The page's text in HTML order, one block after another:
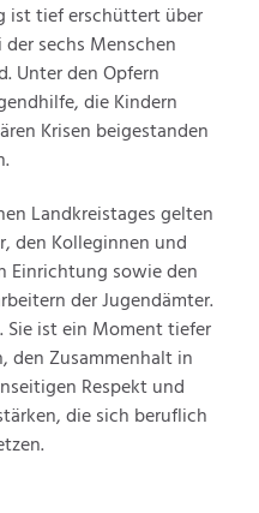
ist tief erschüttert über
sechs Menschen
Unter den Opfern
die Kindern
Krisen beigestanden
Landkreistages gelten
den Kolleginnen und
Einrichtung sowie den
der Jugendämter.
Sie ist ein Moment tiefer
den Zusammenhalt in
Respekt und
die sich beruflich